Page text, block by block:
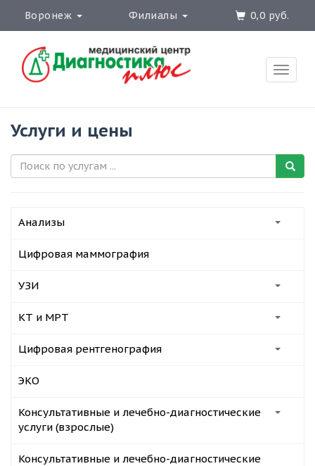
Воронеж Филиалы 0,0 руб.
Toggle
Услуги и цены
Анализы
Цифровая маммография
УЗИ
КТ и МРТ
Цифровая рентгенография
ЭКО
Консультативные и лечебно-диагностические
услуги (взрослые)
Консультативные и лечебно-диагностические